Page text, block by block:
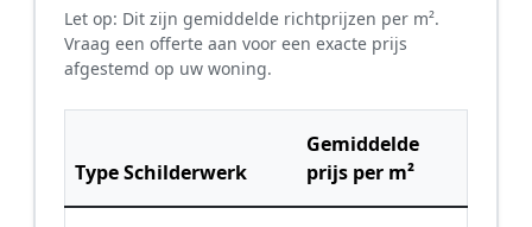
Let op: Dit zijn gemiddelde richtprijzen per m².
Vraag een offerte aan voor een exacte prijs
afgestemd op uw woning.
Type Schilderwerk
Gemiddelde
prijs per m²